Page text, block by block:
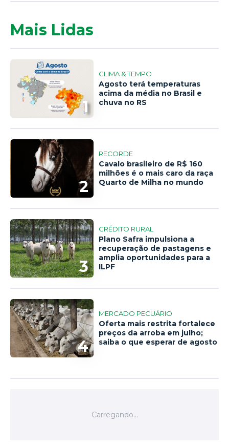
Mais Lidas
1
CLIMA & TEMPO
Agosto terá temperaturas
acima da média no Brasil e
chuva no RS
2
RECORDE
Cavalo brasileiro de R$ 160
milhões é o mais caro da raça
Quarto de Milha no mundo
3
CRÉDITO RURAL
Plano Safra impulsiona a
recuperação de pastagens e
amplia oportunidades para a
ILPF
4
MERCADO PECUÁRIO
Oferta mais restrita fortalece
preços da arroba em julho;
saiba o que esperar de agosto